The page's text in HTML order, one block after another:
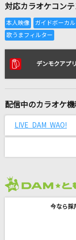
リアル
Fight Together
[生音]未来予想
DREAMS COME TRUE
高橋洋子
ロマンチシズム
対応カラオケコンテ
デンモクアプ
配信中のカラオケ機
LIVE DAM WAO!
今なら採